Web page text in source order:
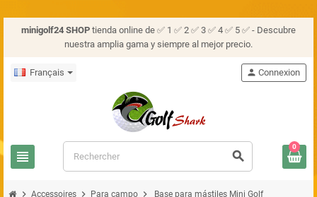
minigolf24 SHOP tienda online de ✅ 1 ✅ 2 ✅ 3 ✅ 4 ✅ 5 ✅ - Descubre
nuestra amplia gama y siempre al mejor precio.
Français
view_headline search
person Connexion
0
chevron_right Accessoires chevron_right Para campo chevron_right Base para mástiles Mini Golf